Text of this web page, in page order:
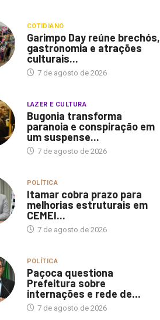
COTIDIANO
Garimpo Day reúne brechós,
gastronomia e atrações
culturais...
7 de agosto de 2026
LAZER E CULTURA
Bugonia transforma
paranoia e conspiração em
um suspense...
7 de agosto de 2026
POLÍTICA
Itamar cobra prazo para
melhorias estruturais em
CEMEI...
7 de agosto de 2026
POLÍTICA
Paçoca questiona
Prefeitura sobre
internações e rede de...
7 de agosto de 2026